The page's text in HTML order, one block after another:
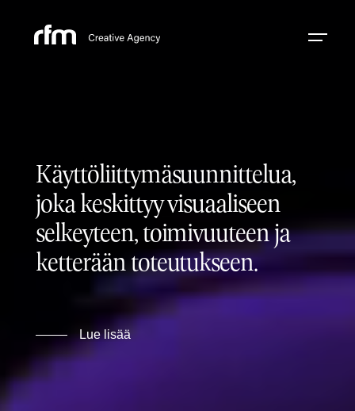
Käyttöliittymäsuunnittelua,
joka keskittyy visuaaliseen
selkeyteen, toimivuuteen ja
ketterään toteutukseen.
Lue lisää